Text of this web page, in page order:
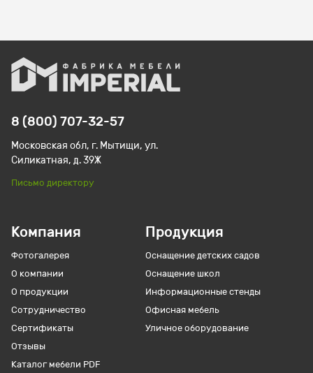
Компания
Фотогалерея
О компании
О продукции
Сотрудничество
Сертификаты
Отзывы
Каталог мебели PDF
Продукция
Оснащение детских садов
Оснащение школ
Информационные стенды
Офисная мебель
Уличное оборудование
8 (800) 707-32-57
Московская обл, г. Мытищи, ул.
Силикатная, д. 39Ж
Письмо директору